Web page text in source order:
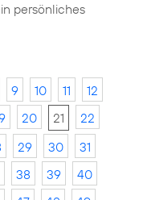
persönliches
9 10 11
12
20 21
22
29 30
31
38 39
40